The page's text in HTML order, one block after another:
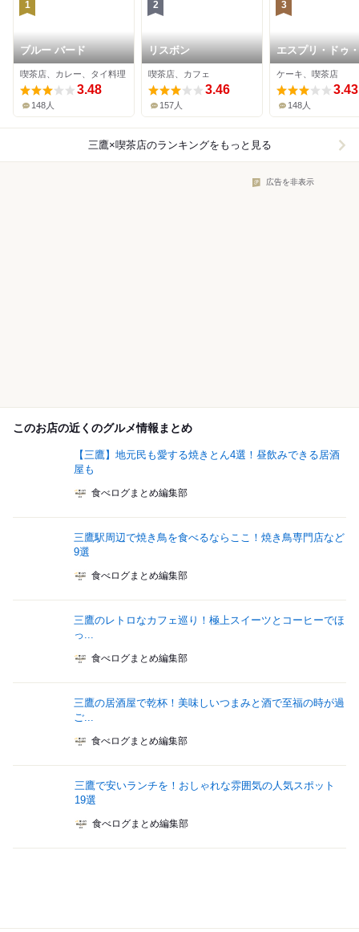
1
ブルー バード
喫茶店、カレー、タイ料理
3.48
148人
2
リスボン
喫茶店、カフェ
3.46
157人
3
エスプリ・ドゥ
ケーキ、喫茶店
3.43
148人
三鷹×喫茶店のランキングをもっと見る
広告を非表示
このお店の近くのグルメ情報まとめ
【三鷹】地元民も愛する焼きとん4選！昼飲みできる居酒
屋も
食べログまとめ編集部
三鷹駅周辺で焼き鳥を食べるならここ！焼き鳥専門店など
9選
食べログまとめ編集部
三鷹のレトロなカフェ巡り！極上スイーツとコーヒーでほ
っ...
食べログまとめ編集部
三鷹の居酒屋で乾杯！美味しいつまみと酒で至福の時が過
ご...
食べログまとめ編集部
三鷹で安いランチを！おしゃれな雰囲気の人気スポット
19選
食べログまとめ編集部